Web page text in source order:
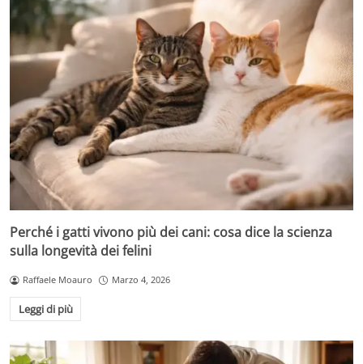
Perché i gatti vivono più dei cani: cosa dice la scienza
sulla longevità dei felini
Raffaele Moauro Marzo 4, 2026
Leggi di più